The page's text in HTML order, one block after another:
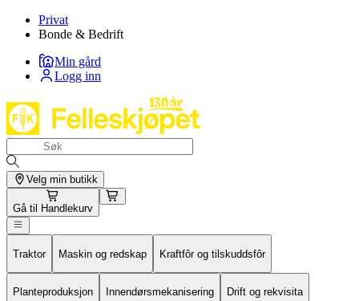
Privat
Bonde & Bedrift
Min gård
Logg inn
Velg min butikk
Gå til Handlekurv
Traktor Maskin og redskap Kraftfôr og tilskuddsfôr
Planteproduksjon Innendørsmekanisering Drift og rekvisita